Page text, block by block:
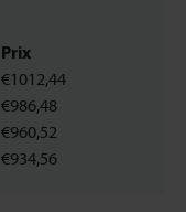
Prix
€1012,44
€986,48
€960,52
€934,56